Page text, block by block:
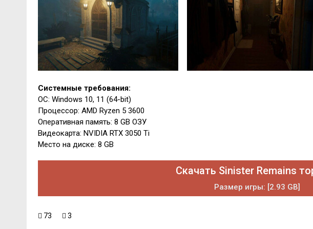
Системные требования:
ОС: Windows 10, 11 (64-bit)
Процессор: AMD Ryzen 5 3600
Оперативная память: 8 GB ОЗУ
Видеокарта: NVIDIA RTX 3050 Ti
Место на диске: 8 GB
Скачать Sinister Remains
Размер игры: [2.93 GB]
73 3